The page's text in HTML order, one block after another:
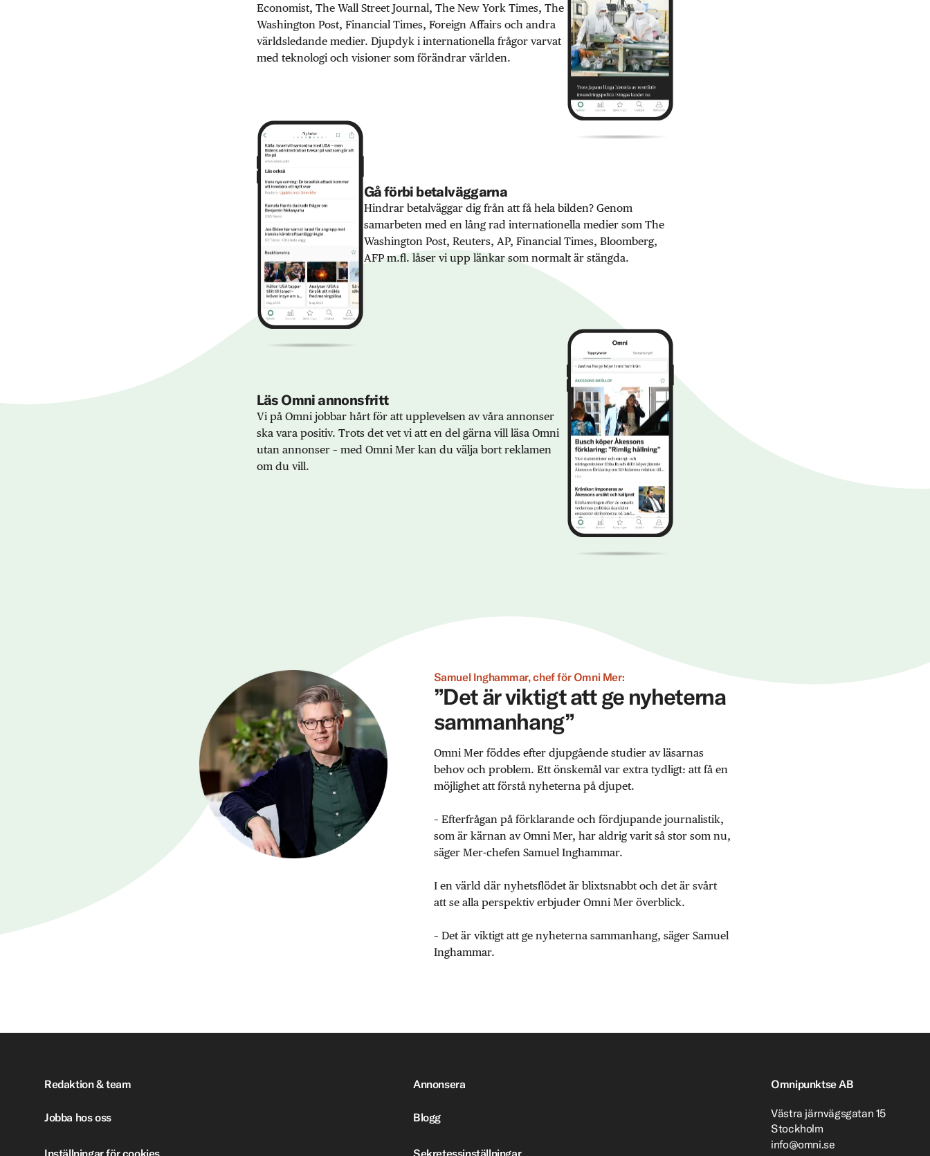
Economist, The Wall Street Journal, The New York Times, The
Washington Post, Financial Times, Foreign Affairs och andra
världsledande medier. Djupdyk i internationella frågor varvat
med teknologi och visioner som förändrar världen.
Gå förbi betalväggarna
Hindrar betalväggar dig från att få hela bilden? Genom
samarbeten med en lång rad internationella medier som The
Washington Post, Reuters, AP, Financial Times, Bloomberg,
AFP m.fl. låser vi upp länkar som normalt är stängda.
Läs Omni annonsfritt
Vi på Omni jobbar hårt för att upplevelsen av våra annonser
ska vara positiv. Trots det vet vi att en del gärna vill läsa Omni
utan annonser – med Omni Mer kan du välja bort reklamen
om du vill.
Samuel Inghammar, chef för Omni Mer:
”Det är viktigt att ge nyheterna
sammanhang”
Omni Mer föddes efter djupgående studier av läsarnas
behov och problem. Ett önskemål var extra tydligt: att få en
möjlighet att förstå nyheterna på djupet.
– Efterfrågan på förklarande och fördjupande journalistik,
som är kärnan av Omni Mer, har aldrig varit så stor som nu,
säger Mer-chefen Samuel Inghammar.
I en värld där nyhetsflödet är blixtsnabbt och det är svårt
att se alla perspektiv erbjuder Omni Mer överblick.
– Det är viktigt att ge nyheterna sammanhang, säger Samuel
Inghammar.
Redaktion & team Annonsera
Jobba hos oss Blogg
Inställningar för cookies Sekretessinställningar
Omnipunktse AB
Västra järnvägsgatan 15
Stockholm
info@omni.se